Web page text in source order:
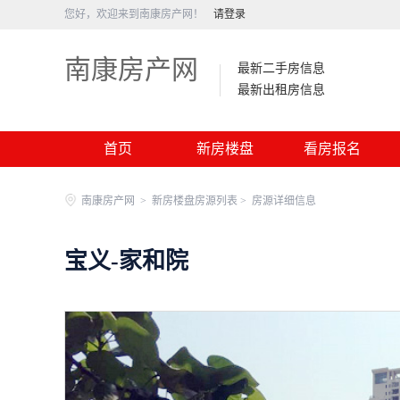
您好，欢迎来到南康房产网！ 请登录
南康房产网
最新二手房信息
最新出租房信息
首页 新房楼盘 看房报名
南康房产网 > 新房楼盘房源列表 > 房源详细信息
宝义-家和院